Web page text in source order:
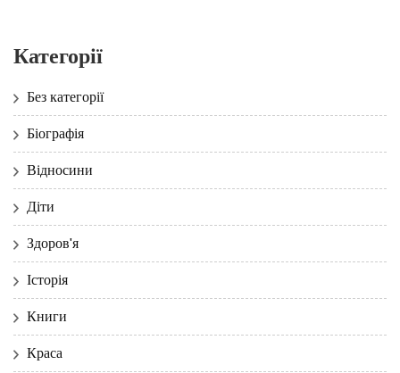
Категорії
Без категорії
Біографія
Відносини
Діти
Здоров'я
Історія
Книги
Краса